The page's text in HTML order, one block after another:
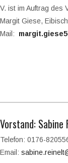
V. ist im Auftrag des
Margit Giese,
Mail:
Vorstand: Sabine
Telefon: 0176-
Email: